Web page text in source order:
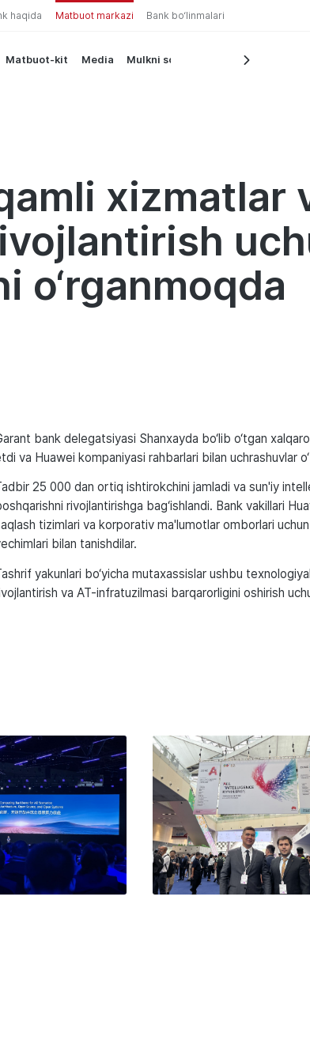
haqida Matbuot markazi Bank bo‘linmalari
Matbuot-kit Media Mulkni sotish
xizmatlar
o‘rganmoqda
bank delegatsiyasi Shanxayda bo‘lib o‘tgan
va Huawei kompaniyasi rahbarlari bilan uchrashuvlar
25 000 dan ortiq ishtirokchini jamladi va sun'iy
rivojlantirishga bag‘ishlandi. Bank vakillari
tizimlari va korporativ ma'lumotlar omborlari
bilan tanishdilar.
yakunlari bo‘yicha mutaxassislar ushbu
va AT-infratuzilmasi barqarorligini oshirish